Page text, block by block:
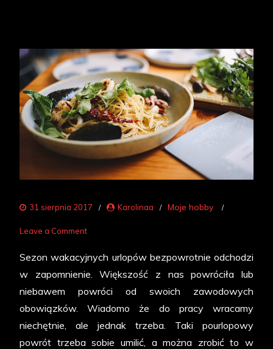
31 sierpnia 2017 Karolinaa Moje hobby
Leave a Commenton
jedzenie
do
pracy
–
zdrowe
Sezon wakacyjnych urlopów bezpowrotnie odchodzi
w zapomnienie. Większość z nas powróciła lub
niebawem powróci od swoich zawodowych
obowiązków. Wiadomo że do pracy wracamy
niechętnie, ale jednak trzeba. Taki pourlopowy
powrót trzeba sobie umilić, a można zrobić to w